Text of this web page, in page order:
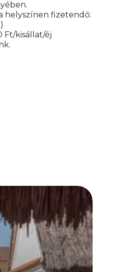
helyszínen fizetendő:
Ft/kisállat/éj